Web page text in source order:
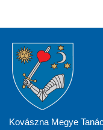
Kovászna Megye